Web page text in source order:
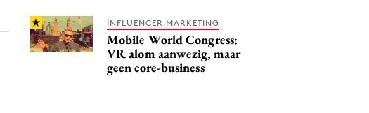
INFLUENCER MARKETING
Mobile World Congress:
VR alom aanwezig, maar
geen core-business